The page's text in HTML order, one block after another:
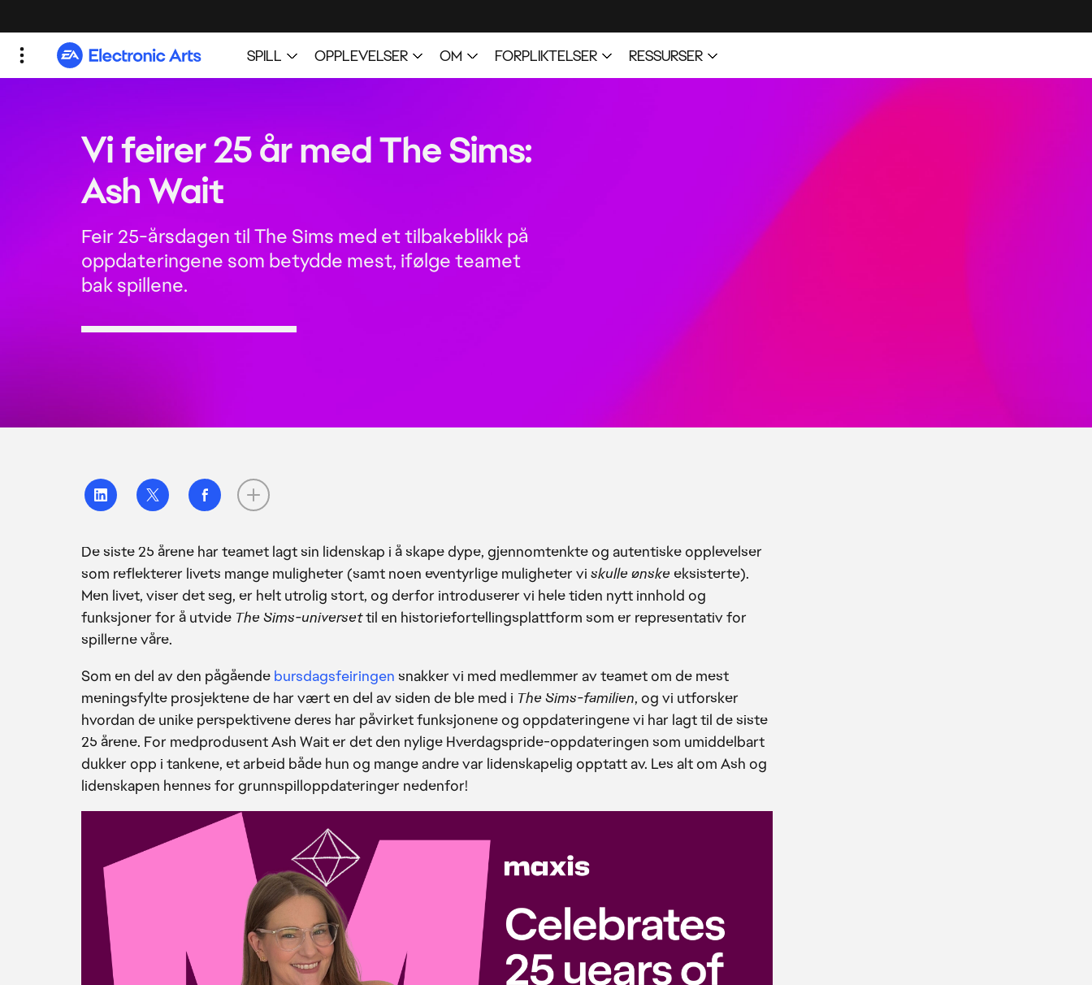
De siste 25 årene har teamet lagt sin lidenskap i å skape dype, gjennomtenkte og autentiske opplevelser
som reflekterer livets mange muligheter (samt noen eventyrlige muligheter vi skulle ønske eksisterte).
Men livet, viser det seg, er helt utrolig stort, og derfor introduserer vi hele tiden nytt innhold og
funksjoner for å utvide The Sims-universettil en historiefortellingsplattform som er representativ for
spillerne våre.
Som en del av den pågående bursdagsfeiringen snakker vi med medlemmer av teamet om de mest
meningsfylte prosjektene de har vært en del av siden de ble med i The Sims-familien, og vi utforsker
hvordan de unike perspektivene deres har påvirket funksjonene og oppdateringene vi har lagt til de siste
25 årene. For medprodusent Ash Wait er det den nylige Hverdagspride-oppdateringen som umiddelbart
dukker opp i tankene, et arbeid både hun og mange andre var lidenskapelig opptatt av. Les alt om Ash og
lidenskapen hennes for grunnspilloppdateringer nedenfor!